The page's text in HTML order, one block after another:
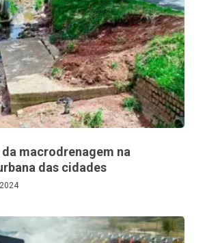
macrodrenagem na
das cidades